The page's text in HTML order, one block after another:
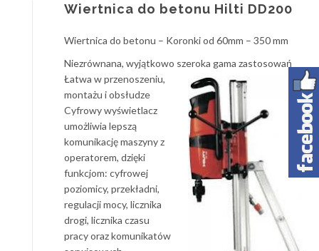
Wiertnica do betonu Hilti DD200
Wiertnica do betonu – Koronki od 60mm – 350 mm
Niezrównana, wyjątkowo szeroka gama zastosowań
Łatwa w przenoszeniu,
montażu i obsłudze
Cyfrowy wyświetlacz
umożliwia lepszą
komunikację maszyny z
operatorem, dzięki
funkcjom: cyfrowej
poziomicy, przekładni,
regulacji mocy, licznika
drogi, licznika czasu
pracy oraz komunikatów